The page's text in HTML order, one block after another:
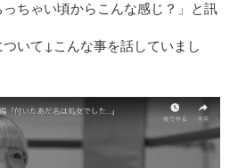
っちゃい頃からこんな感じ？」
と訊
いて↓こんな事を話していまし